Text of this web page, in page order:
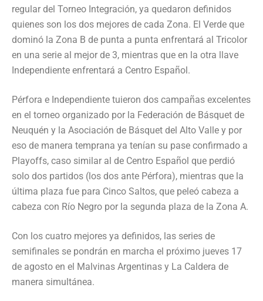
regular del Torneo Integración, ya quedaron definidos
quienes son los dos mejores de cada Zona. El Verde que
dominó la Zona B de punta a punta enfrentará al Tricolor
en una serie al mejor de 3, mientras que en la otra llave
Independiente enfrentará a Centro Español.
Pérfora e Independiente tuieron dos campañas excelentes
en el torneo organizado por la Federación de Básquet de
Neuquén y la Asociación de Básquet del Alto Valle y por
eso de manera temprana ya tenían su pase confirmado a
Playoffs, caso similar al de Centro Español que perdió
solo dos partidos (los dos ante Pérfora), mientras que la
última plaza fue para Cinco Saltos, que peleó cabeza a
cabeza con Río Negro por la segunda plaza de la Zona A.
Con los cuatro mejores ya definidos, las series de
semifinales se pondrán en marcha el próximo jueves 17
de agosto en el Malvinas Argentinas y La Caldera de
manera simultánea.